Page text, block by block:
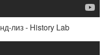
лиз - History Lab